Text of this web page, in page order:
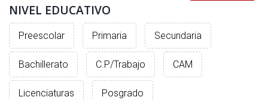
INTERÉS
AFILIADOS
ESCUELA DE LA REPUBLICA
CONTRATA PUBLICIDAD
NIVEL EDUCATIVO
Preescolar Primaria Secundaria
Bachillerato C.P/Trabajo CAM
Licenciaturas Posgrado